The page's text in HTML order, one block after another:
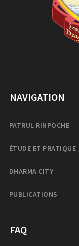
NAVIGATION
PATRUL RINPOCHE
ÉTUDE ET PRATIQUE
DHARMA CITY
PUBLICATIONS
FAQ